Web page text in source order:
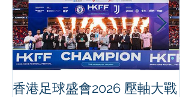
香港足球盛會2026 壓軸大戰